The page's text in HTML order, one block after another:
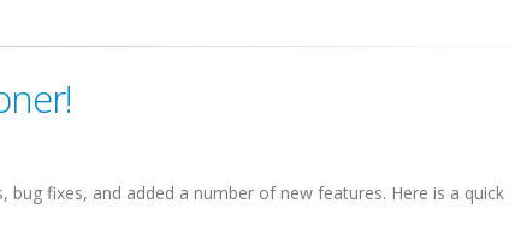
fixes, and added a number of new features. Here is a quick